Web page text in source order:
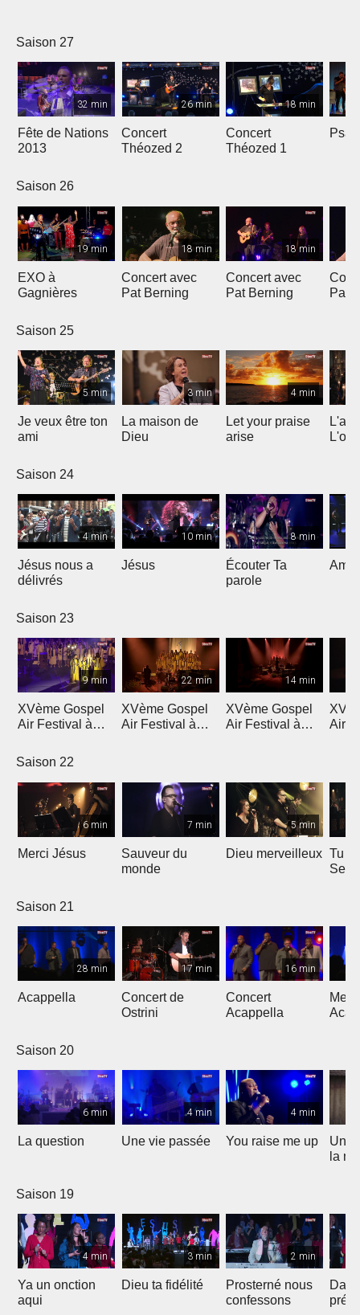
Saison 27
32 min
Fête de Nations
2013
26 min
Concert
Théozed 2
18 min
Concert
Théozed 1
Saison 26
19 min
EXO à
Gagnières
18 min
Concert avec
Pat Berning
18 min
Concert avec
Pat Berning
Pat
Saison 25
5 min
Je veux être ton
ami
3 min
La maison de
Dieu
4 min
Let your praise
arise
Saison 24
4 min
Jésus nous a
délivrés
10 min
Jésus
8 min
Écouter Ta
parole
Ami
Saison 23
9 min
XVème Gospel
Air Festival à
22 min
XVème Gospel
Air Festival à
14 min
XVème Gospel
Air Festival à
Air
Saison 22
6 min
Merci Jésus
7 min
Sauveur du
monde
5 min
Dieu merveilleux Tu
Saison 21
28 min
Acappella
17 min
Concert de
Ostrini
16 min
Concert
Acappella
Saison 20
6 min
La question
4 min
Une vie passée
4 min
You raise me up
Une
la
Saison 19
4 min
Ya un onction
aqui
3 min
Dieu ta fidélité
2 min
Prosterné nous
confessons